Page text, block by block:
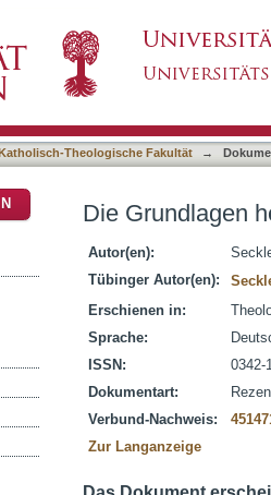
Theologische Fakultät →
Die Grundlagen
Autor(en):
Tübinger Autor(en):
Erschienen in:
Sprache:
ISSN:
0342-
Dokumentart:
Verbund-Nachweis:
Zur Langanzeige